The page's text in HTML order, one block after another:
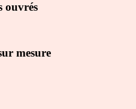
ouvrés
mesure